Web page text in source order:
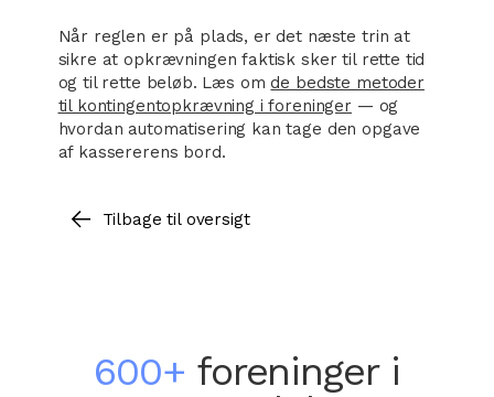
Når reglen er på plads, er det næste trin at
sikre at opkrævningen faktisk sker til rette tid
og til rette beløb. Læs omde bedste metoder
til kontingentopkrævning i foreninger — og
hvordan automatisering kan tage den opgave
af kassererens bord.
Tilbage til oversigt
600+ foreninger i